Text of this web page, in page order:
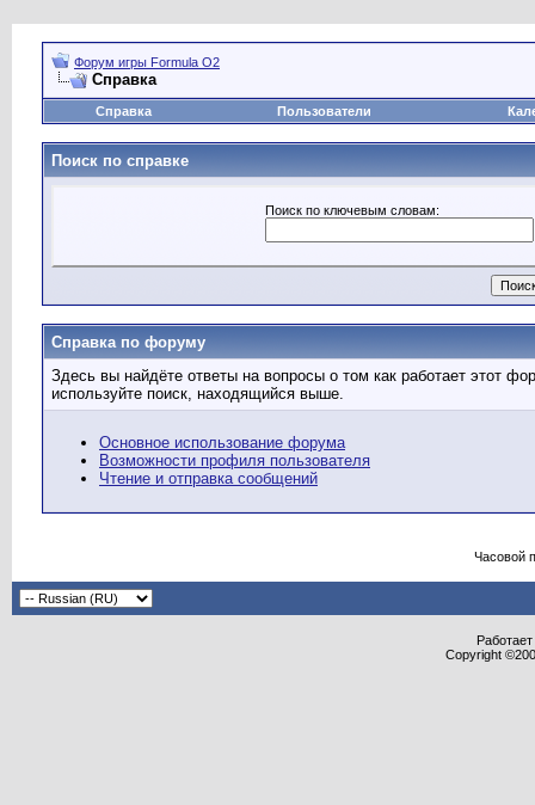
Форум игры Formula O2
Справка
Справка Пользователи
Поиск по справке
Поиск по ключевым словам:
Справка по форуму
Здесь вы найдёте ответы на вопросы о том как работает этот
используйте поиск, находящийся выше.
Основное использование форума
Возможности профиля пользователя
Чтение и отправка сообщений
Часовой
Copyright